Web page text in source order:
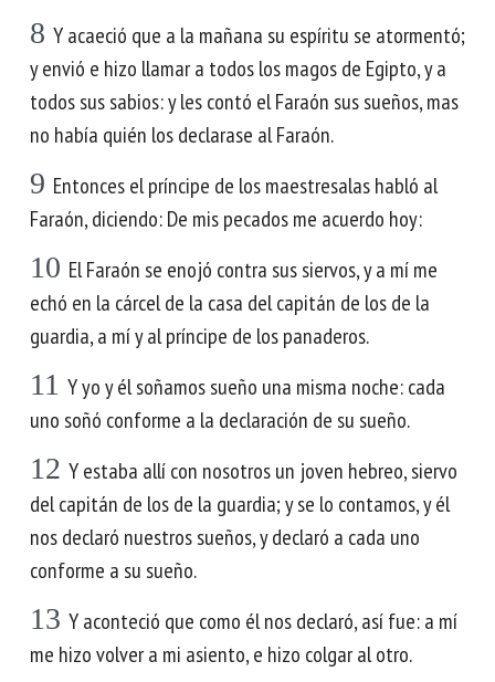
8 Y acaeció que a la mañana su espíritu se atormentó;
y envió e hizo llamar a todos los magos de Egipto, y a
todos sus sabios: y les contó el Faraón sus sueños, mas
no había quién los declarase al Faraón.
9 Entonces el príncipe de los maestresalas habló al
Faraón, diciendo: De mis pecados me acuerdo hoy:
10 El Faraón se enojó contra sus siervos, y a mí me
echó en la cárcel de la casa del capitán de los de la
guardia, a mí y al príncipe de los panaderos.
11 Y yo y él soñamos sueño una misma noche: cada
uno soñó conforme a la declaración de su sueño.
12 Y estaba allí con nosotros un joven hebreo, siervo
del capitán de los de la guardia; y se lo contamos, y él
nos declaró nuestros sueños, y declaró a cada uno
conforme a su sueño.
13 Y aconteció que como él nos declaró, así fue: a mí
me hizo volver a mi asiento, e hizo colgar al otro.